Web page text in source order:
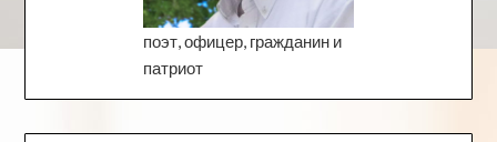
поэт, офицер, гражданин и
патриот